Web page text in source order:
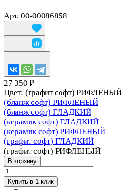
Арт. 00-00086858
27 350 ₽
Цвет: (графит софт) РИФЛЕНЫЙ
(бланж софт) РИФЛЕНЫЙ
(бланж софт) ГЛАДКИЙ
(керамик софт) ГЛАДКИЙ
(керамик софт) РИФЛЕНЫЙ
(графит софт) ГЛАДКИЙ
(графит софт) РИФЛЕНЫЙ
В корзину
Купить в 1 клик